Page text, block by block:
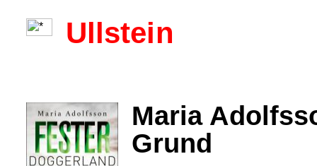
Ullstein
Maria
Grund